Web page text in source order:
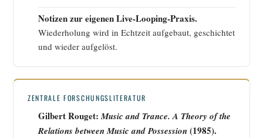
Notizen zur eigenen Live-Looping-Praxis.
Wiederholung wird in Echtzeit aufgebaut, geschichtet
und wieder aufgelöst.
ZENTRALE FORSCHUNGSLITERATUR
Gilbert Rouget:Music and Trance. A Theory of the
Relations between Music and Possession(1985).